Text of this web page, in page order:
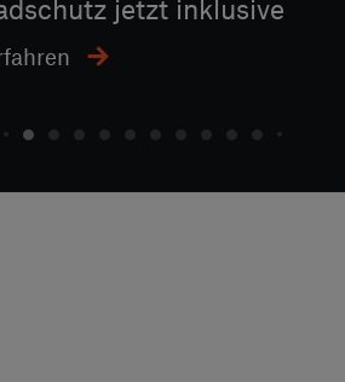
jetzt inklusive